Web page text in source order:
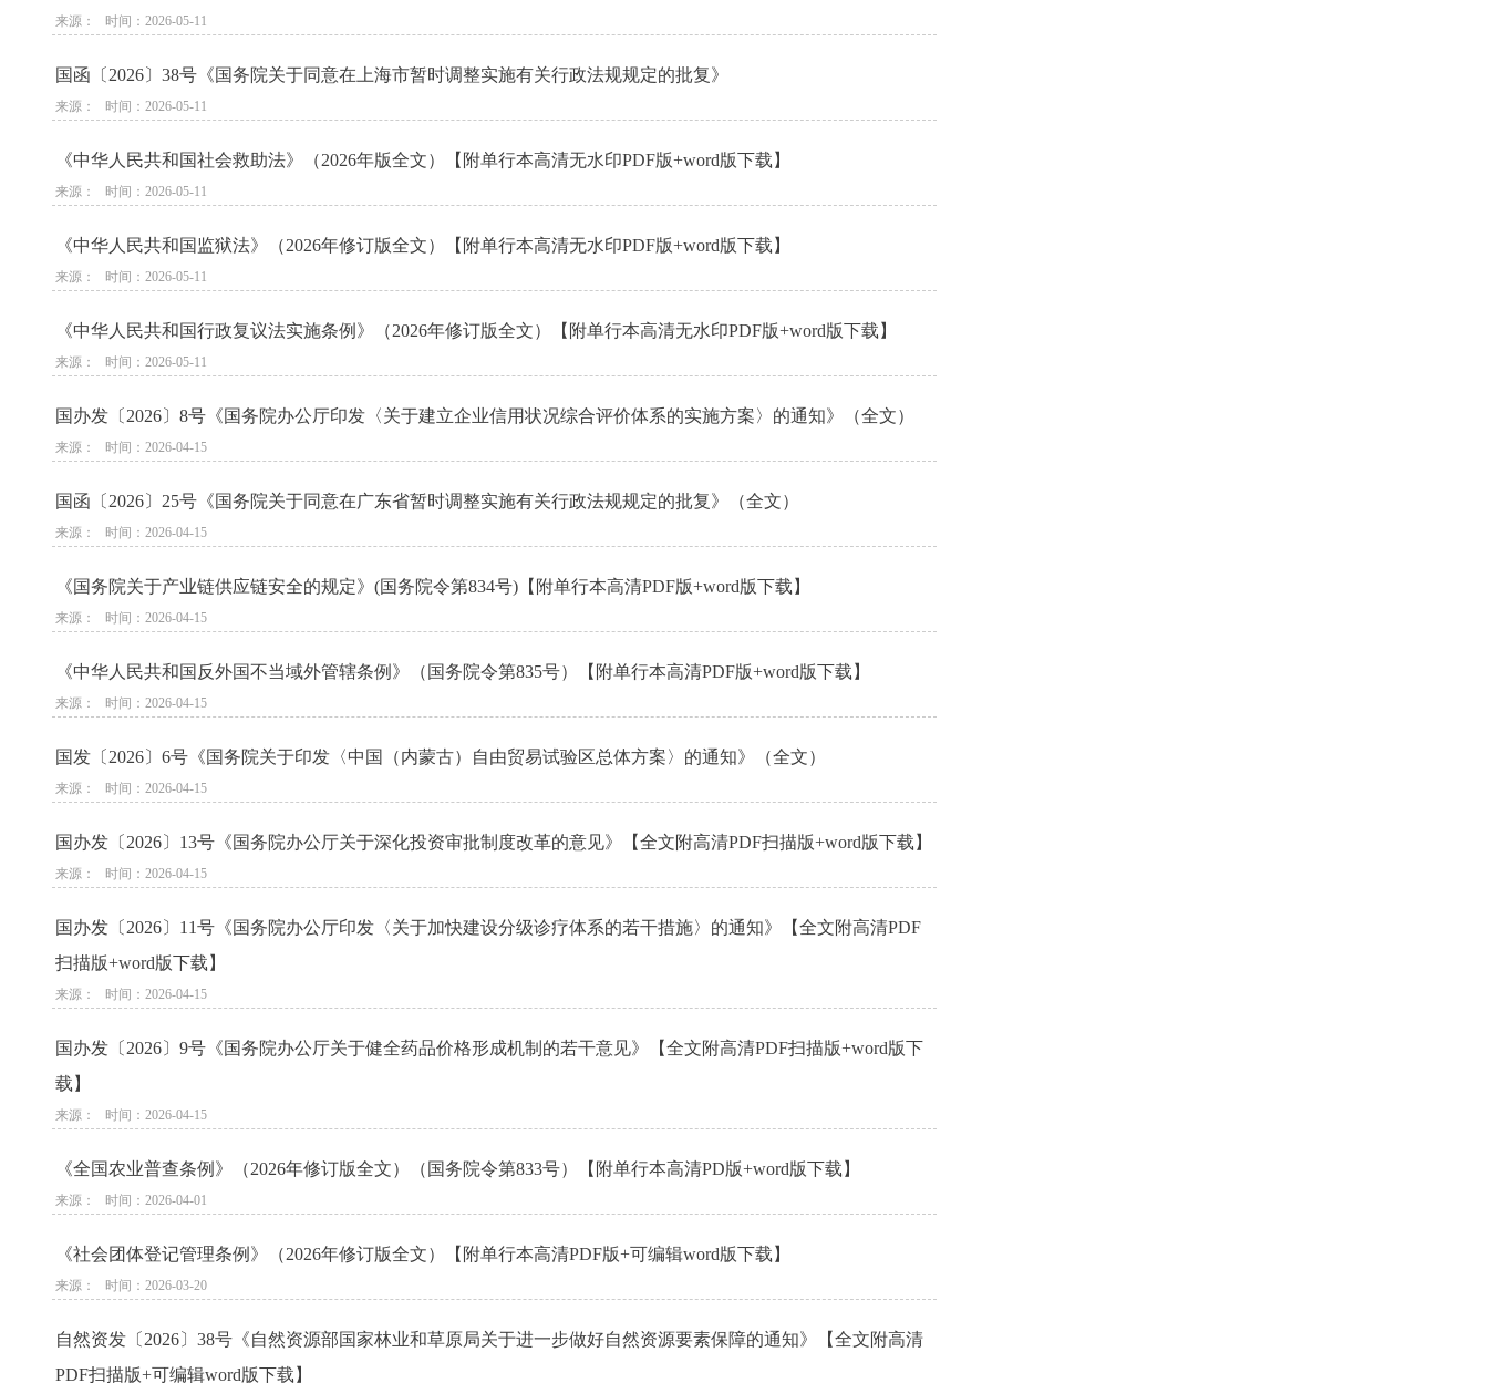
来源：   时间：2026-05-11
国函〔2026〕38号《国务院关于同意在上海市暂时调整实施有关行政法规规定的批复》
来源：   时间：2026-05-11
《中华人民共和国社会救助法》（2026年版全文）【附单行本高清无水印PDF版+word版下载】
来源：   时间：2026-05-11
《中华人民共和国监狱法》（2026年修订版全文）【附单行本高清无水印PDF版+word版下载】
来源：   时间：2026-05-11
《中华人民共和国行政复议法实施条例》（2026年修订版全文）【附单行本高清无水印PDF版+word版下载】
来源：   时间：2026-05-11
国办发〔2026〕8号《国务院办公厅印发〈关于建立企业信用状况综合评价体系的实施方案〉的通知》（全文）
来源：   时间：2026-04-15
国函〔2026〕25号《国务院关于同意在广东省暂时调整实施有关行政法规规定的批复》（全文）
来源：   时间：2026-04-15
《国务院关于产业链供应链安全的规定》(国务院令第834号)【附单行本高清PDF版+word版下载】
来源：   时间：2026-04-15
《中华人民共和国反外国不当域外管辖条例》（国务院令第835号）【附单行本高清PDF版+word版下载】
来源：   时间：2026-04-15
国发〔2026〕6号《国务院关于印发〈中国（内蒙古）自由贸易试验区总体方案〉的通知》（全文）
来源：   时间：2026-04-15
国办发〔2026〕13号《国务院办公厅关于深化投资审批制度改革的意见》【全文附高清PDF扫描版+word版下载】
来源：   时间：2026-04-15
国办发〔2026〕11号《国务院办公厅印发〈关于加快建设分级诊疗体系的若干措施〉的通知》【全文附高清PDF
扫描版+word版下载】
来源：   时间：2026-04-15
国办发〔2026〕9号《国务院办公厅关于健全药品价格形成机制的若干意见》【全文附高清PDF扫描版+word版下
载】
来源：   时间：2026-04-15
《全国农业普查条例》（2026年修订版全文）（国务院令第833号）【附单行本高清PD版+word版下载】
来源：   时间：2026-04-01
《社会团体登记管理条例》（2026年修订版全文）【附单行本高清PDF版+可编辑word版下载】
来源：   时间：2026-03-20
自然资发〔2026〕38号《自然资源部国家林业和草原局关于进一步做好自然资源要素保障的通知》【全文附高清
PDF扫描版+可编辑word版下载】